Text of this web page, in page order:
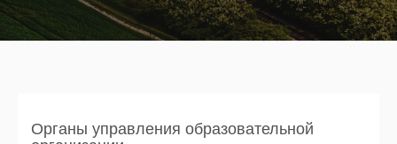
Органы управления образовательной